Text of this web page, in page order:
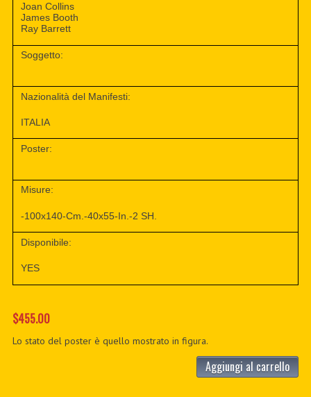
Joan Collins
James Booth
Ray Barrett
Soggetto:
Nazionalità del Manifesti:
ITALIA
Poster:
Misure:
-100x140-Cm.-40x55-In.-2 SH.
Disponibile:
YES
$455.00
Lo stato del poster è quello mostrato in figura.
Aggiungi al carrello